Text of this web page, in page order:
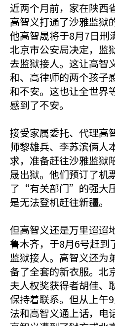
近两个月前，家在陕西
高智义打通了沙雅监狱
他高智晟将于8月7日刑
北京市公安局决定，监
去监狱接人。这让高智
和、高律师的两个孩子
和不安。这也让全世界
感到了不安。
接受家属委托、代理高
师黎雄兵、李苏滨俩人
求，准备赶往沙雅监狱
晟出狱。他们预订了机
了“有关部门”的强大
是无法登机赶往新疆。
但高智义还是万里迢迢
鲁木齐，于8月6号赶到
监狱接人。高智义还为
备了全套的新衣服。北
夫人权奖获得者胡佳、
保持着联系。但从上午
法和高智义通上话，电